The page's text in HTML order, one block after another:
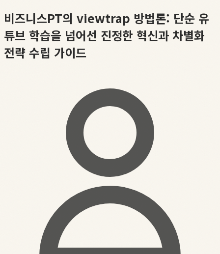
비즈니스PT의 viewtrap 방법론: 단순 유
튜브 학습을 넘어선 진정한 혁신과 차별화
전략 수립 가이드